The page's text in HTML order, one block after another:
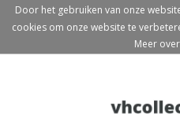
Door het gebruiken van onze
cookies om onze website te
Meer